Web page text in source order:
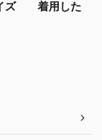
ズ 着用した